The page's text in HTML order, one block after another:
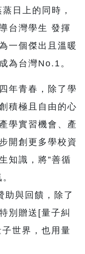
日上的同時，
台灣學生 發揮
一個傑出且溫暖
為台灣No.1。
年青春，除了學
積極且自由的心
學實習機會、產
開創更多學校資
知識，將”善循
助與回饋，除了
別贈送[量子糾
世界，也用量